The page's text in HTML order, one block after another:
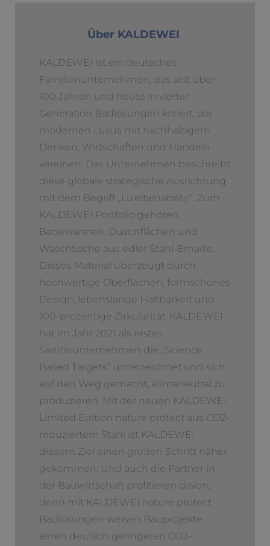
Über KALDEWEI
KALDEWEI ist ein deutsches
Familienunternehmen, das seit über
100 Jahren und heute in vierter
Generation Badlösungen kreiert, die
modernen Luxus mit nachhaltigem
Denken, Wirtschaften und Handeln
vereinen. Das Unternehmen beschreibt
diese globale strategische Ausrichtung
mit dem Begriff „Luxstainability“. Zum
KALDEWEI Portfolio gehören
Badewannen, Duschflächen und
Waschtische aus edler Stahl-Emaille.
Dieses Material überzeugt durch
hochwertige Oberflächen, formschönes
Design, lebenslange Haltbarkeit und
100-prozentige Zirkularität. KALDEWEI
hat im Jahr 2021 als erstes
Sanitärunternehmen die „Science
Based Targets“ unterzeichnet und sich
auf den Weg gemacht, klimaneutral zu
produzieren. Mit der neuen KALDEWEI
Limited Edition nature protect aus CO2-
reduziertem Stahl ist KALDEWEI
diesem Ziel einen großen Schritt näher
gekommen. Und auch die Partner in
der Bauwirtschaft profitieren davon,
denn mit KALDEWEI nature protect
Badlösungen weisen Bauprojekte
einen deutlich geringeren CO2-